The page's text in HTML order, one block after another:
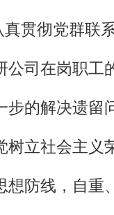
贯彻党群联
公司在岗职工
步的解决遗留
树立社会主义
想防线，自重